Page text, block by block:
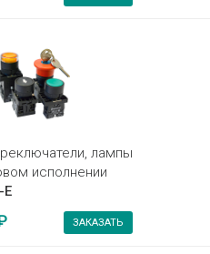
лампы
исполнении
E
ЗАКАЗАТЬ